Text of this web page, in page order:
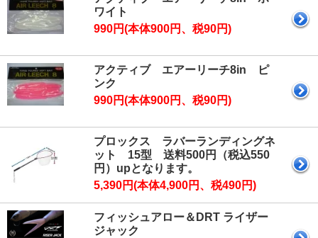
ワイト
990円(本体900円、税90円)
アクティブ エアーリーチ8in ピ
ンク
990円(本体900円、税90円)
プロックス ラバーランディングネ
ット 15型 送料500円（税込550
円）upとなります。
5,390円(本体4,900円、税490円)
フィッシュアロー＆DRT ライザー
ジャック